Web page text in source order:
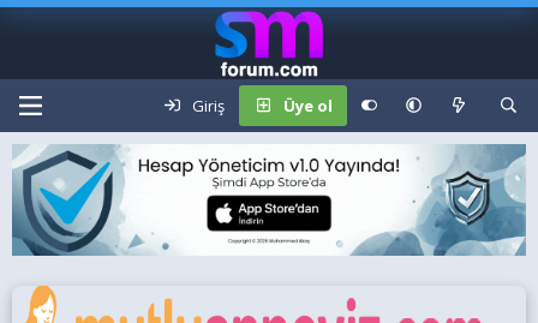
Giriş Üye ol